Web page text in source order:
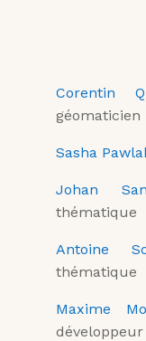
Corentin
géomaticien
Sasha
Johan
thématique
Antoine
thématique
Maxime